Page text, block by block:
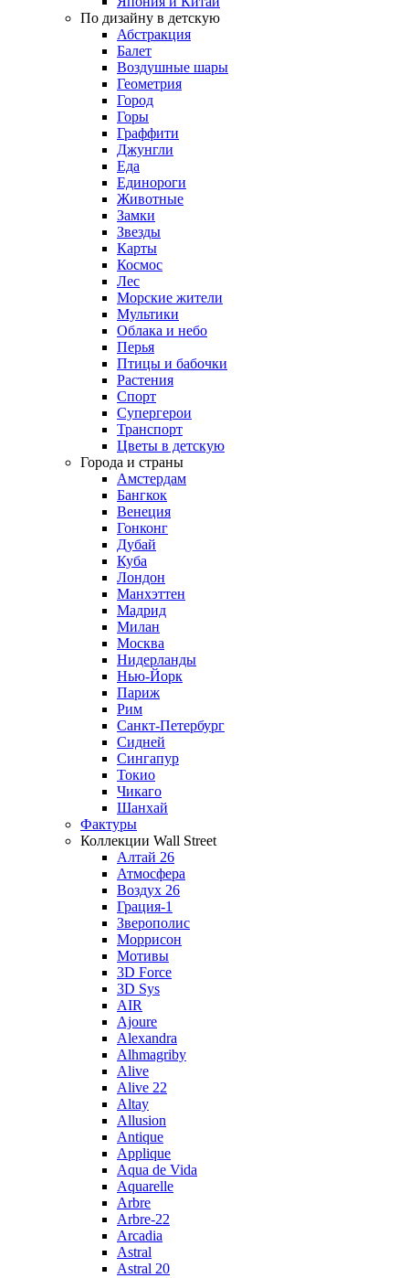
По дизайну в детскую
Абстракция
Балет
Воздушные шары
Геометрия
Город
Горы
Граффити
Джунгли
Еда
Единороги
Животные
Замки
Звезды
Карты
Космос
Лес
Морские жители
Мультики
Облака и небо
Перья
Птицы и бабочки
Растения
Спорт
Супергерои
Транспорт
Цветы в детскую
Города и страны
Амстердам
Бангкок
Венеция
Гонконг
Дубай
Куба
Лондон
Манхэттен
Мадрид
Милан
Москва
Нидерланды
Нью-Йорк
Париж
Рим
Санкт-Петербург
Сидней
Сингапур
Токио
Чикаго
Шанхай
Фактуры
Коллекции Wall Street
Алтай 26
Атмосфера
Воздух 26
Грация-1
Зверополис
Моррисон
Мотивы
3D Force
3D Sys
AIR
Ajoure
Alexandra
Alhmagriby
Alive
Alive 22
Altay
Allusion
Antique
Applique
Aqua de Vida
Aquarelle
Arbre
Arbre-22
Arcadia
Astral
Astral 20